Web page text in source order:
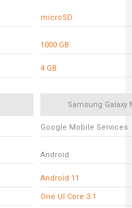
microSD
1000 GB
4 GB
Samsung Galaxy
Google Mobile Services
Android
Android 11
One UI Core 3.1